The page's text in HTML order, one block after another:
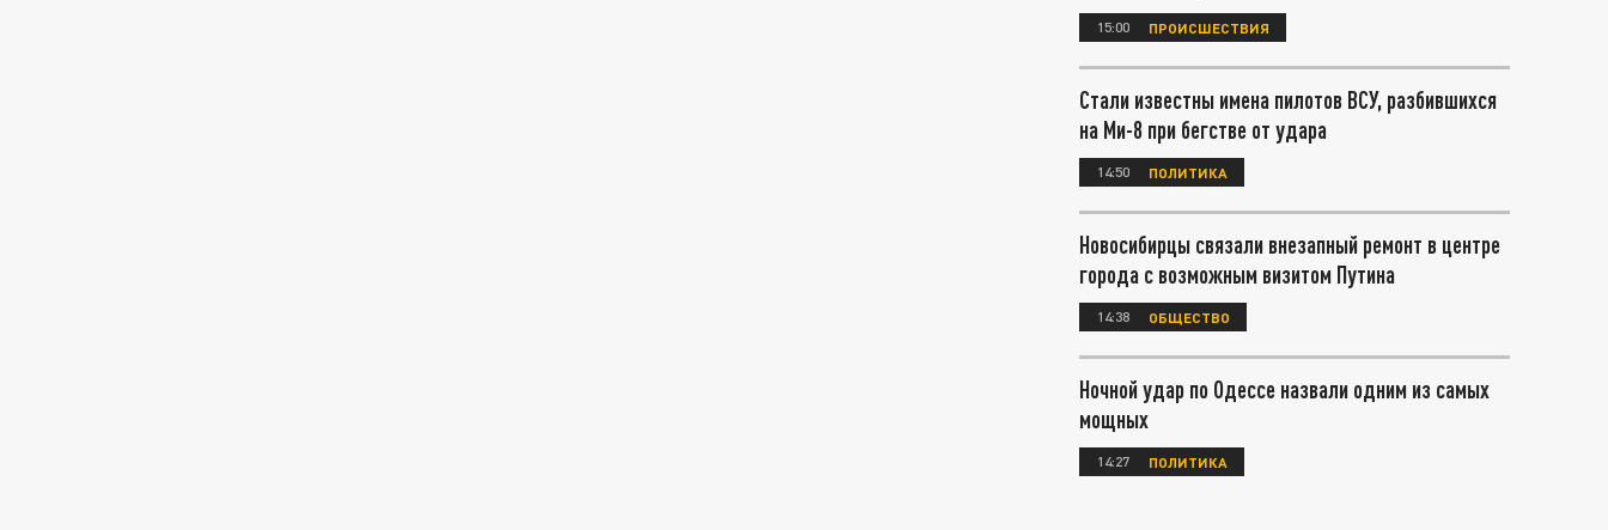
15:00 ПРОИСШЕСТВИЯ
Стали известны имена пилотов ВСУ, разбившихся
на Ми-8 при бегстве от удара
14:50 ПОЛИТИКА
Новосибирцы связали внезапный ремонт в центре
города с возможным визитом Путина
14:38 ОБЩЕСТВО
Ночной удар по Одессе назвали одним из самых
мощных
14:27 ПОЛИТИКА